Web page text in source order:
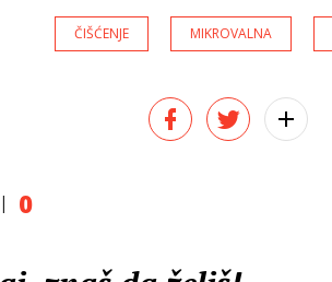
ČIŠĆENJE MIKROVALNA
0